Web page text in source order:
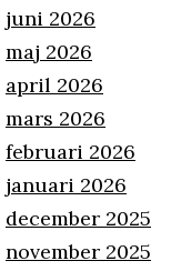
juni 2026
maj 2026
april 2026
mars 2026
februari 2026
januari 2026
december 2025
november 2025